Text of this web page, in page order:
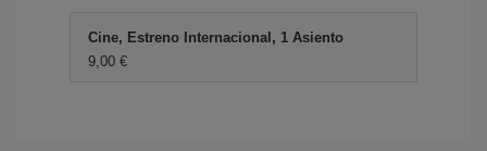
Cine, Estreno Internacional, 1 Asiento
9,00